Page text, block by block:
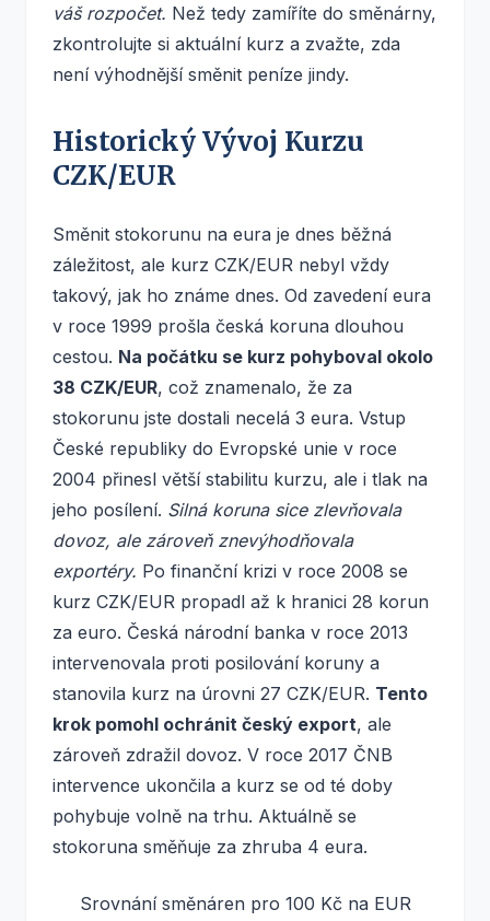
váš rozpočet. Než tedy zamíříte do směnárny,
zkontrolujte si aktuální kurz a zvažte, zda
není výhodnější směnit peníze jindy.
Historický Vývoj Kurzu
CZK/EUR
Směnit stokorunu na eura je dnes běžná
záležitost, ale kurz CZK/EUR nebyl vždy
takový, jak ho známe dnes. Od zavedení eura
v roce 1999 prošla česká koruna dlouhou
cestou. Na počátku se kurz pohyboval okolo
38 CZK/EUR, což znamenalo, že za
stokorunu jste dostali necelá 3 eura. Vstup
České republiky do Evropské unie v roce
2004 přinesl větší stabilitu kurzu, ale i tlak na
jeho posílení. Silná koruna sice zlevňovala
dovoz, ale zároveň znevýhodňovala
exportéry. Po finanční krizi v roce 2008 se
kurz CZK/EUR propadl až k hranici 28 korun
za euro. Česká národní banka v roce 2013
intervenovala proti posilování koruny a
stanovila kurz na úrovni 27 CZK/EUR. Tento
krok pomohl ochránit český export, ale
zároveň zdražil dovoz. V roce 2017 ČNB
intervence ukončila a kurz se od té doby
pohybuje volně na trhu. Aktuálně se
stokoruna směňuje za zhruba 4 eura.
Srovnání směnáren pro 100 Kč na EUR